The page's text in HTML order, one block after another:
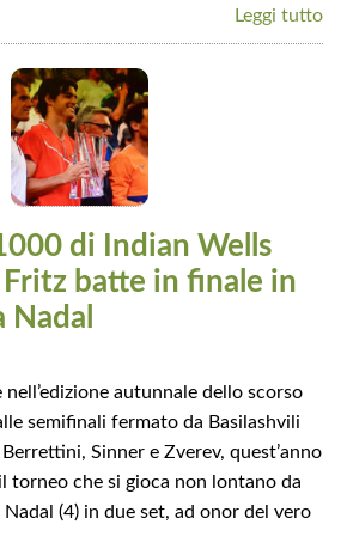
Leggi tutto
di Indian Wells
batte in finale in
Nadal
nell’edizione autunnale dello scorso
semifinali fermato da Basilashvili
Sinner e Zverev, quest’anno
torneo che si gioca non lontano da
(4) in due set, ad onor del vero